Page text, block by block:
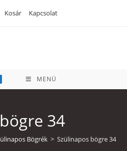
Kosár Kapcsolat
MENÜ
34
Bögrék > Szülinapos bögre 34